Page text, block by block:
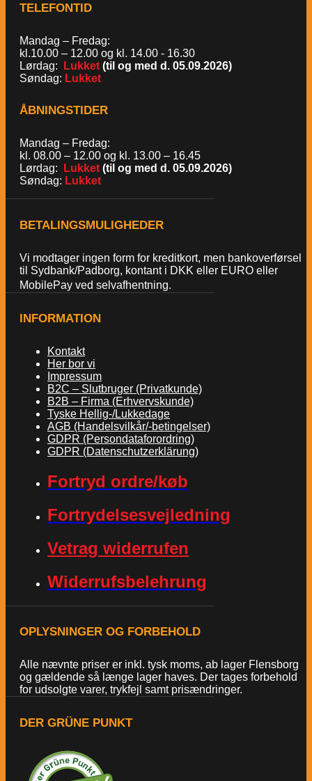
TELEFONTID
Mandag – Fredag:
kl.10.00 – 12.00 og kl. 14.00 - 16.30
Lørdag:
Lukket (til og med d. 05.09.2026)
Søndag: Lukket
ÅBNINGSTIDER
Mandag – Fredag:
kl. 08.00 – 12.00 og kl. 13.00 – 16.45
Lørdag:
Lukket (til og med d. 05.09.2026)
Søndag: Lukket
BETALINGSMULIGHEDER
Vi modtager ingen form for kreditkort, men bankoverførsel
til Sydbank/Padborg, kontant i DKK eller EURO eller
MobilePay ved selvafhentning.
INFORMATION
Kontakt
Her bor vi
Impressum
B2C – Slutbruger (Privatkunde)
B2B – Firma (Erhvervskunde)
Tyske Hellig-/Lukkedage
AGB (Handelsvilkår/-betingelser)
GDPR (Persondataforordring)
GDPR (Datenschutzerklärung)
Fortryd ordre/køb
Fortrydelsesvejledning
Vetrag widerrufen
Widerrufsbelehrung
OPLYSNINGER OG FORBEHOLD
Alle nævnte priser er inkl. tysk moms, ab lager Flensborg
og gældende så længe lager haves. Der tages forbehold
for udsolgte varer, trykfejl samt prisændringer.
DER GRÜNE PUNKT